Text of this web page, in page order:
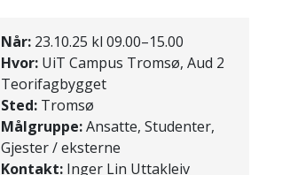
Når:23.10.25 kl 09.00–15.00
Hvor:UiT Campus Tromsø, Aud 2
Teorifagbygget
Sted:Tromsø
Målgruppe:Ansatte, Studenter,
Gjester / eksterne
Kontakt:Inger Lin Uttakleiv